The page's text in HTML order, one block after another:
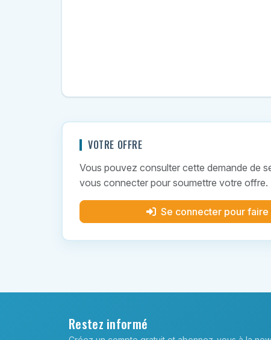
VOTRE OFFRE
Vous pouvez consulter cette demande de
vous connecter pour soumettre votre offre.
Se connecter pour
Restez informé